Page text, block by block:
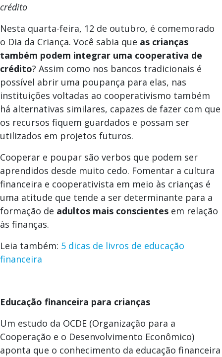
crédito
Nesta quarta-feira, 12 de outubro, é comemorado
o Dia da Criança. Você sabia que as crianças
também podem integrar uma cooperativa de
crédito? Assim como nos bancos tradicionais é
possível abrir uma poupança para elas, nas
instituições voltadas ao cooperativismo também
há alternativas similares, capazes de fazer com que
os recursos fiquem guardados e possam ser
utilizados em projetos futuros.
Cooperar e poupar são verbos que podem ser
aprendidos desde muito cedo. Fomentar a cultura
financeira e cooperativista em meio às crianças é
uma atitude que tende a ser determinante para a
formação de adultos mais conscientes em relação
às finanças.
Leia também: 5 dicas de livros de educação
financeira
Educação financeira para crianças
Um estudo da OCDE (Organização para a
Cooperação e o Desenvolvimento Econômico)
aponta que o conhecimento da educação financeira